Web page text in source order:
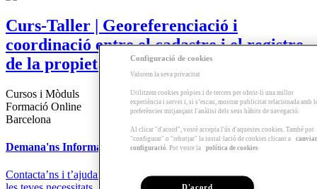
Curs-Taller | Georeferenciació i
coordinació entre el cadastre i el registre
de la propietat
Cursos i Mòduls
Formació Online
Barcelona
Demana'ns Informació
Contacta’ns i t’ajudarem a trobar la formació que millor s’adapti a
Configuració de cookies
Valorem la seva privacitat
Utilitzem cookies pròpies i de tercers per oferir-li una millor
experiència i servei i, si s’escau, mostrar publicitat relacionada amb
preferències mitjançant l'anàlisi dels seus hàbits de navegació.
Al clicar "d'acord", vostè accepta l'ús d'aquestes cookies. També pot
"configurar" o "rebutjar" la instal·lació de cookies clicant a
canviar
configuració . Pot veure la política de cookies
D'acord